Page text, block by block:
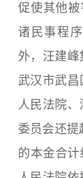
促使其他
诸民事程
外，汪建
武汉市武
人民法院
委员会还
的本金合